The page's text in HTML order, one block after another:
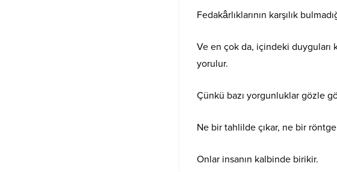
Fedakârlıklarının karşılık
Ve en çok da, içindeki duyguları
yorulur.
Çünkü bazı yorgunluklar gözle
Ne bir tahlilde çıkar, ne bir
Onlar insanın kalbinde birikir.